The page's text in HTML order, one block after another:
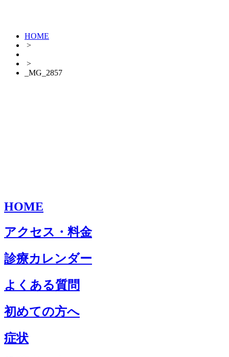
HOME
>
>
_MG_2857
HOME
アクセス・料金
診療カレンダー
よくある質問
初めての方へ
症状